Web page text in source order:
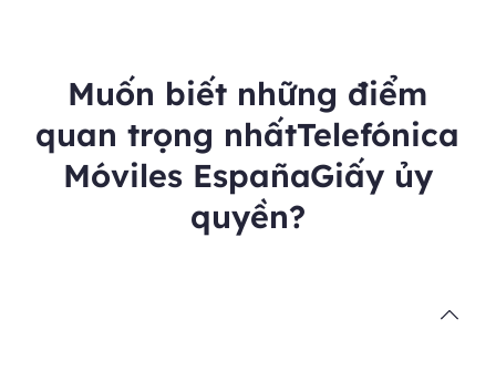
Muốn biết những điểm
quan trọng nhấtTelefónica
Móviles EspañaGiấy ủy
quyền?